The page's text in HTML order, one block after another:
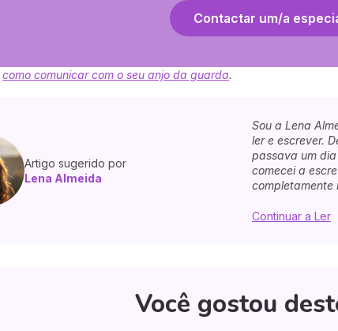
Contactar um/a
como comunicar com o seu anjo da guarda.
Artigo sugerido por
Lena Almeida
Sou a Lena
ler e escrever.
passava um dia
comecei a
completamente
Continuar a Ler
Você gostou